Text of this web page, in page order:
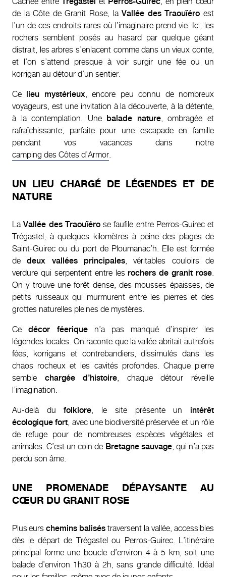
de la Côte de Granit Rose, laVallée des Traouïéro est
l’un de ces endroits rares où l’imaginaire prend vie. Ici, les
rochers semblent posés au hasard par quelque géant
distrait, les arbres s’enlacent comme dans un vieux conte,
et l’on s’attend presque à voir surgir une fée ou un
korrigan au détour d’un sentier.
Ce lieu mystérieux, encore peu connu de nombreux
voyageurs, est une invitation à la découverte, à la détente,
à la contemplation. Une balade nature, ombragée et
rafraîchissante, parfaite pour une escapade en famille
pendant vos vacances dans notre
camping des Côtes d’Armor.
UN LIEU CHARGÉ DE LÉGENDES ET DE
NATURE
LaVallée des Traouïérose faufile entre Perros-Guirec et
Trégastel, à quelques kilomètres à peine des plages de
Saint-Guirec ou du port de Ploumanac’h. Elle est formée
dedeux vallées principales, véritables couloirs de
verdure qui serpentent entre les rochers de granit rose.
On y trouve une forêt dense, des mousses épaisses, de
petits ruisseaux qui murmurent entre les pierres et des
grottes naturelles pleines de mystères.
Cedécor féeriquen’a pas manqué d’inspirer les
légendes locales. On raconte que la vallée abritait autrefois
fées, korrigans et contrebandiers, dissimulés dans les
chaos rocheux et les cavités profondes. Chaque pierre
semble chargée d’histoire, chaque détour réveille
l’imagination.
Au-delà dufolklore, le site présente un intérêt
écologique fort, avec une biodiversité préservée et un rôle
de refuge pour de nombreuses espèces végétales et
animales. C’est un coin de Bretagne sauvage, qui n’a pas
perdu son âme.
UNE PROMENADE DÉPAYSANTE AU
CŒUR DU GRANIT ROSE
Plusieurs chemins balisés traversent la vallée, accessibles
dès le départ de Trégastel ou Perros-Guirec. L’itinéraire
principal forme une boucle d’environ 4 à 5 km, soit une
balade d’environ 1h30 à 2h, sans grande difficulté. Idéal